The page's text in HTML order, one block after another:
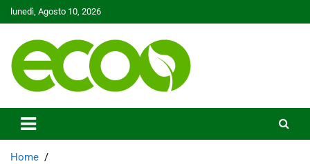
Skip
to
lunedì, Agosto 10, 2026
Ecoo.it
Home